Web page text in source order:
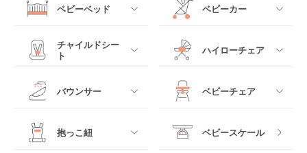
ベビーベッド
すべて
レギュラーサイズベビ
ベッドインベッド
ベビーカー
すべて
チャイルドシー
ト
すべて
ハイローチェア
すべて
バウンサー
すべて
ベビーチェア
すべて
抱っこ紐 ベビースケール